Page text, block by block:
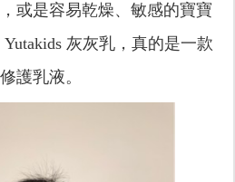
或是容易乾燥、敏感的寶寶
灰灰乳，真的是一款
護乳液。